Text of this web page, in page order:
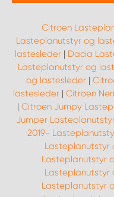
Citroen
Lasteplanutstyr og
lastesleder | Dacia
Lasteplanutstyr og
og lastesleder |
lastesleder | Citroen
| Citroen Jumpy
Jumper
2019-
Lasteplanutstyr
Lasteplanutstyr
Lasteplanutstyr
Lasteplanutstyr